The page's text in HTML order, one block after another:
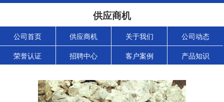
供应商机
公司首页 供应商机 关于我们 公司动态
荣誉认证 招聘中心 客户案例 产品知识